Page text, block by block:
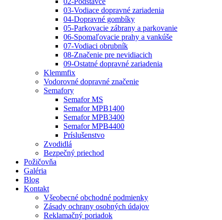
03-Vodiace dopravné zariadenia
04-Dopravné gombíky
05-Parkovacie zábrany a parkovanie
06-Spomaľovacie prahy a vankúše
07-Vodiaci obrubník
08-Značenie pre nevidiacich
09-Ostatné dopravné zariadenia
Klemmfix
Vodorovné dopravné značenie
Semafory
Semafor MS
Semafor MPB1400
Semafor MPB3400
Semafor MPB4400
Príslušenstvo
Zvodidlá
Bezpečný priechod
Požičovňa
Galéria
Blog
Kontakt
Všeobecné obchodné podmienky
Zásady ochrany osobných údajov
Reklamačný poriadok